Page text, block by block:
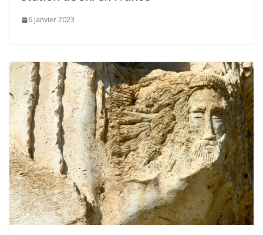
6 janvier 2023